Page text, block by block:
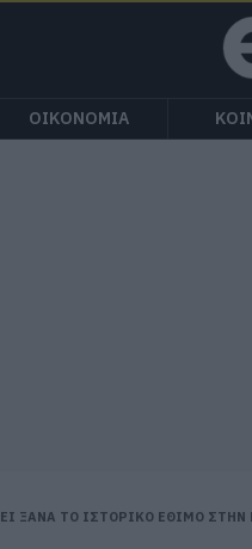
ΟΙΚΟΝΟΜΙΑ
ΞΑΝΑ ΤΟ ΙΣΤΟΡΙΚΟ ΕΘΙΜΟ ΣΤΗΝ